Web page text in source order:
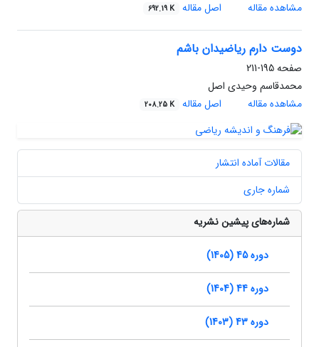
مشاهده مقاله اصل مقاله 692.19 K
دوست دارم ریاضیدان باشم
صفحه195-211
محمدقاسم وحیدی اصل
مشاهده مقاله
اصل مقاله 208.25 K
مقالات آماده انتشار
شماره جاری
شماره‌های پیشین نشریه
دوره 45 (1405)
دوره 44 (1404)
دوره 43 (1403)